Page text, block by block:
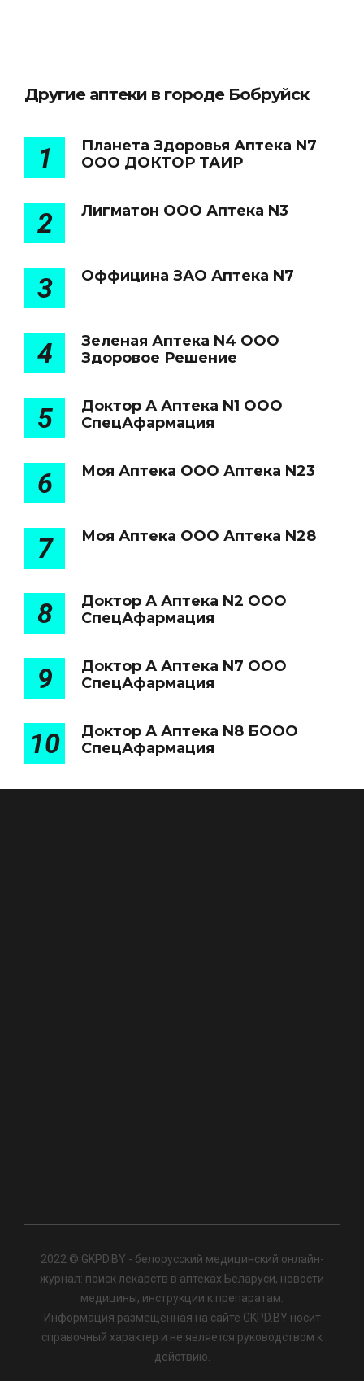
Другие аптеки в городе Бобруйск
1
Планета Здоровья Аптека N7
ООО ДОКТОР ТАИР
2 Лигматон ООО Аптека N3
3 Оффицина ЗАО Аптека N7
4
Зеленая Аптека N4 ООО
Здоровое Решение
5
Доктор А Аптека N1 ООО
СпецАфармация
6 Моя Аптека ООО Аптека N23
7 Моя Аптека ООО Аптека N28
8
Доктор А Аптека N2 ООО
СпецАфармация
9
Доктор А Аптека N7 ООО
СпецАфармация
10
Доктор А Аптека N8 БООО
СпецАфармация
2022 © GKPD.BY - белорусский медицинский онлайн-
журнал: поиск лекарств в аптеках Беларуси, новости
медицины, инструкции к препаратам.
Информация размещенная на сайте GKPD.BY носит
справочный характер и не является руководством к
действию.